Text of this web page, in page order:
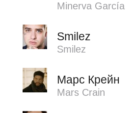
Minerva García
Smilez
Smilez
Марс Крейн
Mars Crain